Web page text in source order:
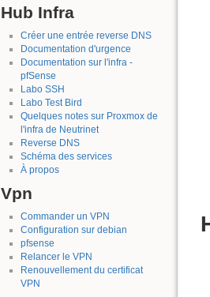
Hub Infra
Créer une entrée reverse DNS
Documentation d'urgence
Documentation sur l'infra -
pfSense
Labo SSH
Labo Test Bird
Quelques notes sur Proxmox de
l'infra de Neutrinet
Reverse DNS
Schéma des services
À propos
Vpn
Commander un VPN
Configuration sur debian
pfsense
Relancer le VPN
Renouvellement du certificat
VPN